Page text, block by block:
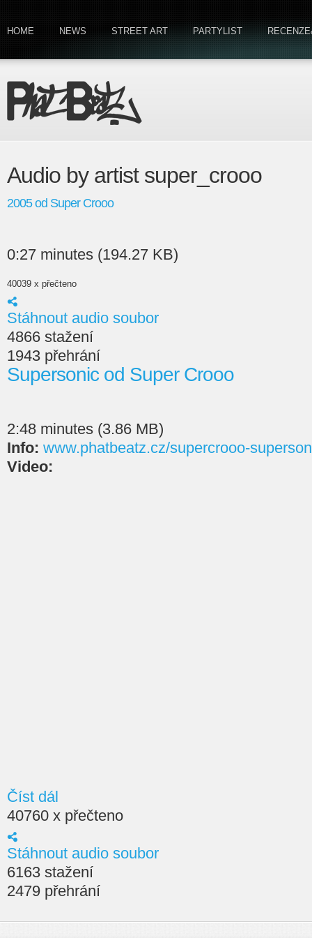
HOME NEWS STREET ART PARTYLIST
Audio by artist super_crooo
2005 od Super Crooo
0:27 minutes (194.27 KB)
40039 x přečteno
Stáhnout audio soubor
4866 stažení
1943 přehrání
Supersonic od Super Crooo
2:48 minutes (3.86 MB)
Info: www.phatbeatz.cz/supercrooo-
Video:
Číst dál
40760 x přečteno
Stáhnout audio soubor
6163 stažení
2479 přehrání